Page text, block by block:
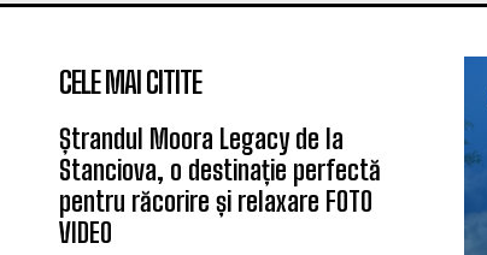
CELE MAI CITITE
Ștrandul Moora Legacy de la
Stanciova, o destinație perfectă
pentru răcorire și relaxare FOTO
VIDEO